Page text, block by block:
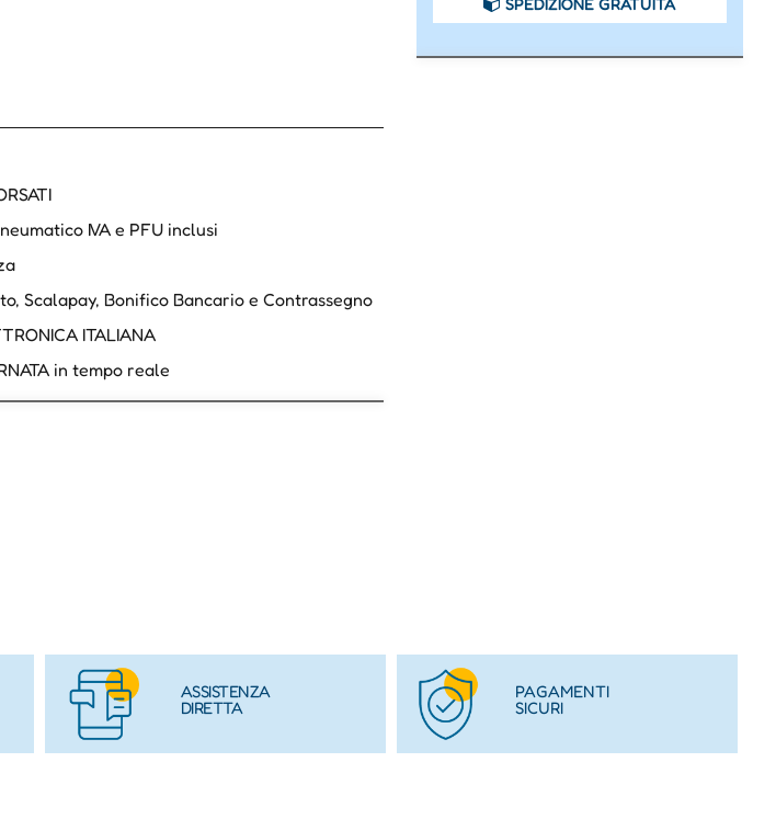
IVA e PFU inclusi
Scalapay, Bonifico Bancario e Contrassegno
ITALIANA
in tempo reale
SPEDIZIONE GRATUITA
ASSISTENZA
DIRETTA
PAGAMENTI
SICURI